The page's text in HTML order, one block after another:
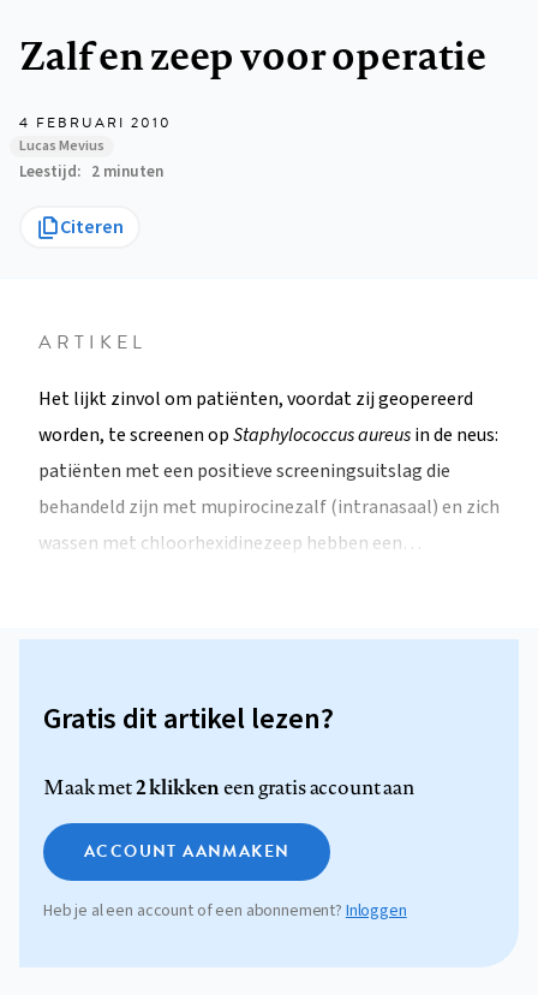
Zalf en zeep voor operatie
4 FEBRUARI 2010
Lucas Mevius
Leestijd 2 minuten
Citeren
ARTIKEL
Het lijkt zinvol om patiënten, voordat zij geopereerd
worden, te screenen opStaphylococcus aureusin de neus:
patiënten met een positieve screeningsuitslag die
behandeld zijn met mupirocinezalf (intranasaal) en zich
wassen met chloorhexidinezeep hebben een…
Gratis dit artikel lezen?
Maak met2 klikkeneen gratis account aan
ACCOUNT AANMAKEN
Heb je al een account of een abonnement? Inloggen